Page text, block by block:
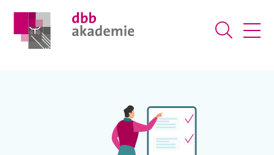
Suche